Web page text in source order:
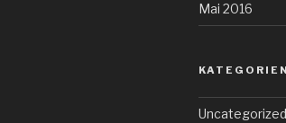
Mai 2016
KATEGORIEN
Uncategorized